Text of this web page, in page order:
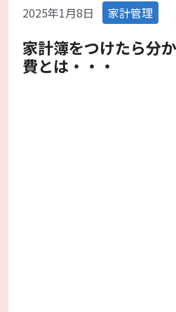
2025年1月8日 カ
テ
ゴ
リ
家計管理
家計簿をつけたら分
費とは・・・